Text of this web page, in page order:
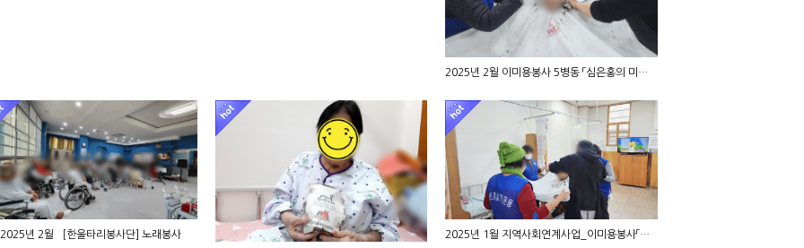
2025년 2월 이미용봉사 5병동 「심은홍의 미용기능장…
2025년 2월 ［한울타리봉사단] 노래봉사 2025년 1월 지역사회연계사업_이미용봉사「심은홍의 미…